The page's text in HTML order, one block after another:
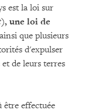
est la loi sur
), une loi de
que plusieurs
d'expulser
de leurs terres
effectuée